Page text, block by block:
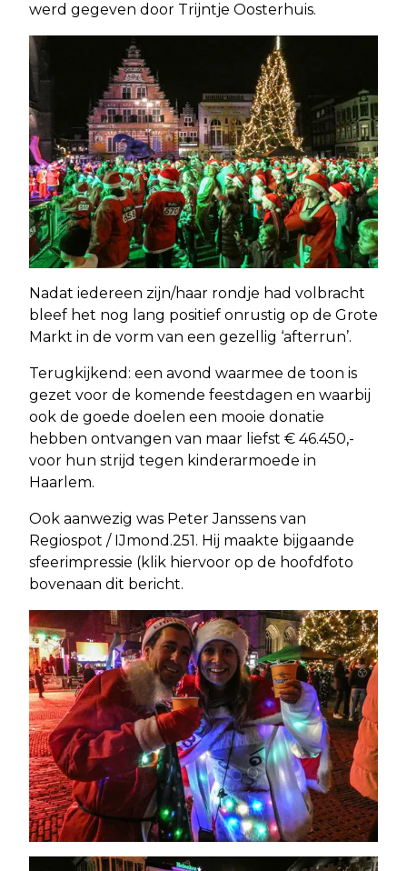
werd gegeven door Trijntje Oosterhuis.
Nadat iedereen zijn/haar rondje had volbracht
bleef het nog lang positief onrustig op de Grote
Markt in de vorm van een gezellig ‘afterrun’.
Terugkijkend: een avond waarmee de toon is
gezet voor de komende feestdagen en waarbij
ook de goede doelen een mooie donatie
hebben ontvangen van maar liefst € 46.450,-
voor hun strijd tegen kinderarmoede in
Haarlem.
Ook aanwezig was Peter Janssens van
Regiospot / IJmond.251. Hij maakte bijgaande
sfeerimpressie (klik hiervoor op de hoofdfoto
bovenaan dit bericht.